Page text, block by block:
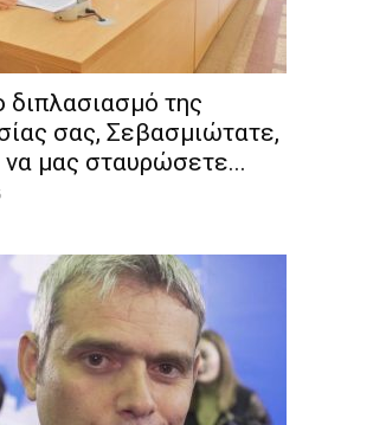
διπλασιασμό της
σας, Σεβασμιώτατε,
μας σταυρώσετε...